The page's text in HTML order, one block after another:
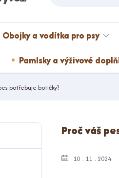
Obojky a vodítka pro psy
Pamlsky a výživové
potřebuje botičky?
10 11 2024
Proč váš